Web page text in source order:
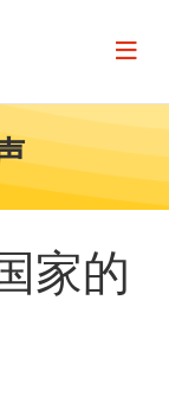
Page
家的